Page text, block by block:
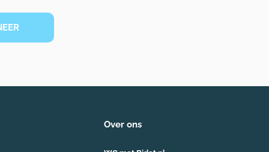
Over ons